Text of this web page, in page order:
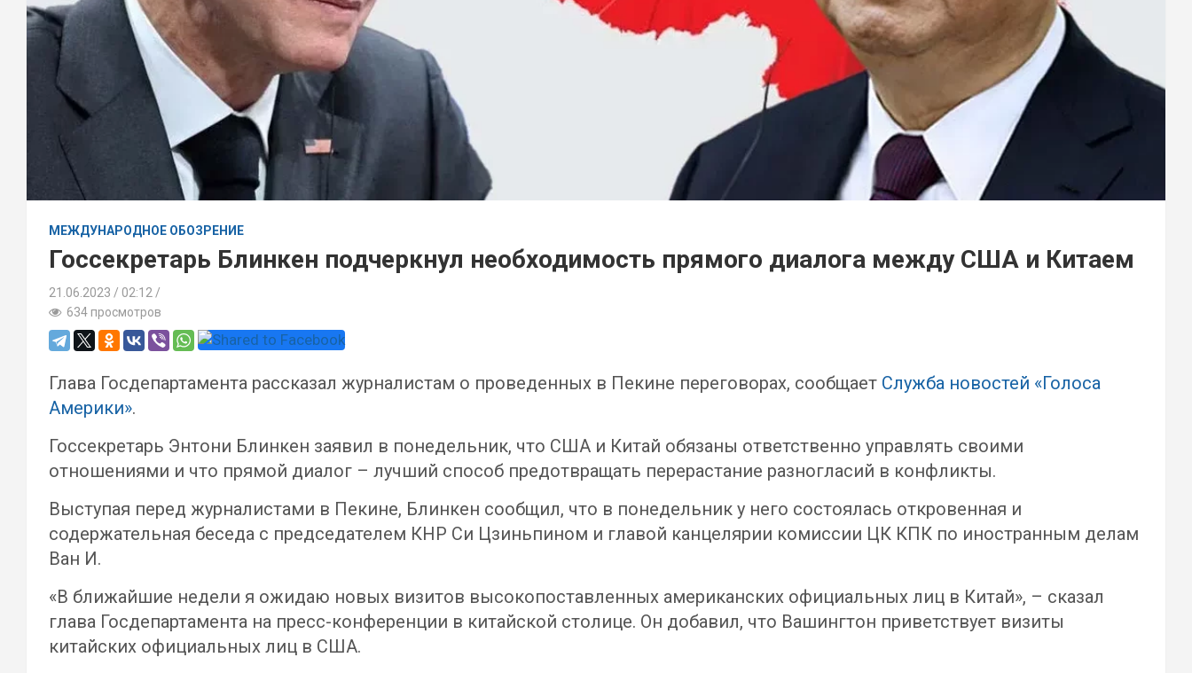
МЕЖДУНАРОДНОЕ ОБОЗРЕНИЕ
Госсекретарь Блинкен подчеркнул необходимость прямого диалога между США и Китаем
21.06.2023
02:12 /
634 просмотров
Глава Госдепартамента рассказал журналистам о проведенных в Пекине переговорах, сообщает Служба новостей «Голоса
Америки».
Госсекретарь Энтони Блинкен заявил в понедельник, что США и Китай обязаны ответственно управлять своими
отношениями и что прямой диалог – лучший способ предотвращать перерастание разногласий в конфликты.
Выступая перед журналистами в Пекине, Блинкен сообщил, что в понедельник у него состоялась откровенная и
содержательная беседа с председателем КНР Си Цзиньпином и главой канцелярии комиссии ЦК КПК по иностранным делам
Ван И.
«В ближайшие недели я ожидаю новых визитов высокопоставленных американских официальных лиц в Китай», – сказал
глава Госдепартамента на пресс-конференции в китайской столице. Он добавил, что Вашингтон приветствует визиты
китайских официальных лиц в США.